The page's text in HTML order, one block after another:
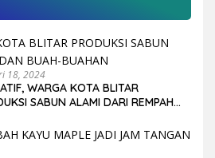
18, 2024
WARGA KOTA BLITAR
SABUN ALAMI DARI REMPAH